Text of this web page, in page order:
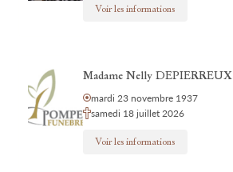
Voir les informations
Madame Nelly DEPIERREUX
mardi 23 novembre 1937
samedi 18 juillet 2026
Voir les informations